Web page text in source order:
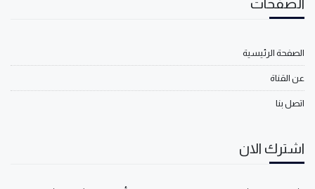
الصفحات
الصفحة الرئيسية
عن القناة
اتصل بنا
اشترك الان